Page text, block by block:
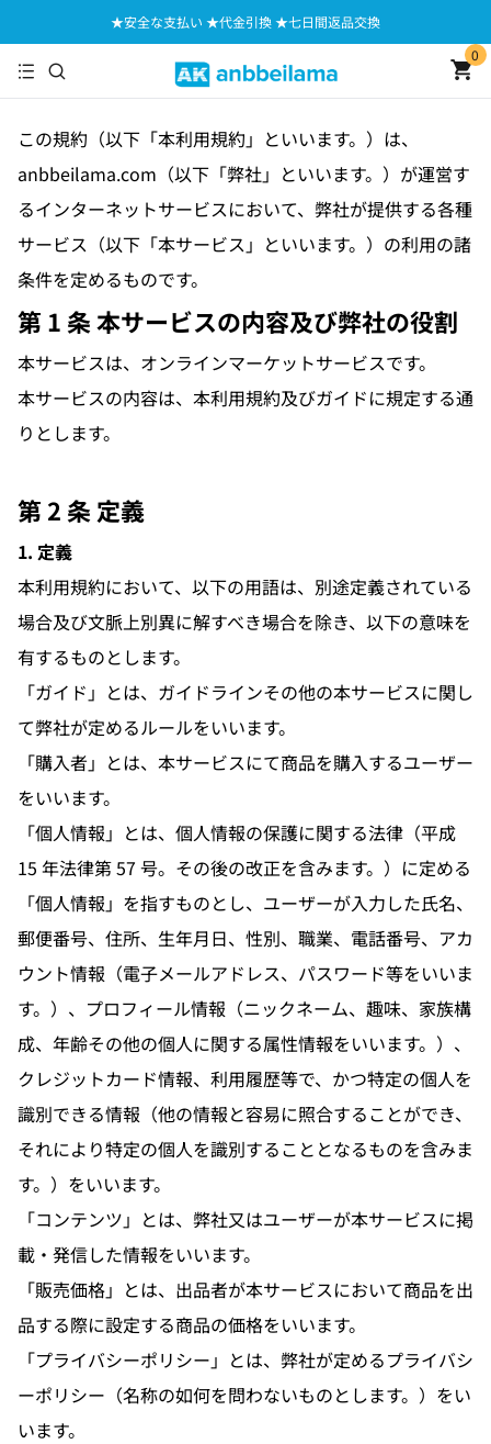
★安全な支払い ★代金引換 ★七日間返品交換
0
この規約（以下「本利用規約」といいます。）は、
anbbeilama.com （以下「弊社」といいます。）が運営す
るインターネットサービスにおいて、弊社が提供する各種
サービス（以下「本サービス」といいます。）の利用の諸
条件を定めるものです。
第 1 条 本サービスの内容及び弊社の役割
本サービスは、オンラインマーケットサービスです。
本サービスの内容は、本利用規約及びガイドに規定する通
りとします。
第 2 条 定義
1. 定義
本利用規約において、以下の用語は、別途定義されている
場合及び文脈上別異に解すべき場合を除き、以下の意味を
有するものとします。
「ガイド」とは、ガイドラインその他の本サービスに関し
て弊社が定めるルールをいいます。
「購入者」とは、本サービスにて商品を購入するユーザー
をいいます。
「個人情報」とは、個人情報の保護に関する法律（平成
15 年法律第 57 号。その後の改正を含みます。）に定める
「個人情報」を指すものとし、ユーザーが入力した氏名、
郵便番号、住所、生年月日、性別、職業、電話番号、アカ
ウント情報（電子メールアドレス、パスワード等をいいま
す。）、プロフィール情報（ニックネーム、趣味、家族構
成、年齢その他の個人に関する属性情報をいいます。）、
クレジットカード情報、利用履歴等で、かつ特定の個人を
識別できる情報（他の情報と容易に照合することができ、
それにより特定の個人を識別することとなるものを含みま
す。）をいいます。
「コンテンツ」とは、弊社又はユーザーが本サービスに掲
載・発信した情報をいいます。
「販売価格」とは、出品者が本サービスにおいて商品を出
品する際に設定する商品の価格をいいます。
「プライバシーポリシー」とは、弊社が定めるプライバシ
ーポリシー（名称の如何を問わないものとします。）をい
います。